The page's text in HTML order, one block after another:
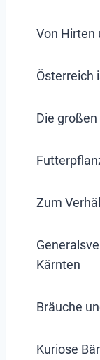
Von Hirten
Österreich
Die großen
Zum
Kärnten
Bräuche
Kuriose